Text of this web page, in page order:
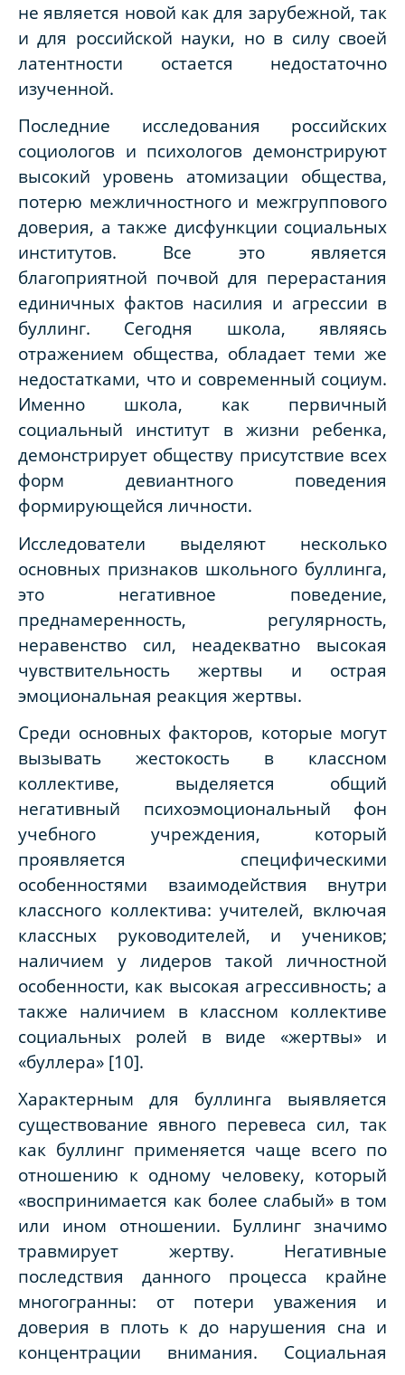
не является новой как для зарубежной, так
и для российской науки, но в силу своей
латентности остается недостаточно
изученной.
Последние исследования российских
социологов и психологов демонстрируют
высокий уровень атомизации общества,
потерю межличностного и межгруппового
доверия, а также дисфункции социальных
институтов. Все это является
благоприятной почвой для перерастания
единичных фактов насилия и агрессии в
буллинг. Сегодня школа, являясь
отражением общества, обладает теми же
недостатками, что и современный социум.
Именно школа, как первичный
социальный институт в жизни ребенка,
демонстрирует обществу присутствие всех
форм девиантного поведения
формирующейся личности.
Исследователи выделяют несколько
основных признаков школьного буллинга,
это негативное поведение,
преднамеренность, регулярность,
неравенство сил, неадекватно высокая
чувствительность жертвы и острая
эмоциональная реакция жертвы.
Среди основных факторов, которые могут
вызывать жестокость в классном
коллективе, выделяется общий
негативный психоэмоциональный фон
учебного учреждения, который
проявляется специфическими
особенностями взаимодействия внутри
классного коллектива: учителей, включая
классных руководителей, и учеников;
наличием у лидеров такой личностной
особенности, как высокая агрессивность; а
также наличием в классном коллективе
социальных ролей в виде «жертвы» и
«буллера» [10].
Характерным для буллинга выявляется
существование явного перевеса сил, так
как буллинг применяется чаще всего по
отношению к одному человеку, который
«воспринимается как более слабый» в том
или ином отношении. Буллинг значимо
травмирует жертву. Негативные
последствия данного процесса крайне
многогранны: от потери уважения и
доверия в плоть к до нарушения сна и
концентрации внимания. Социальная